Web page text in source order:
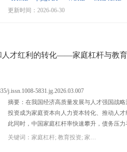
问题的新认知。然而，目前学术界对于这类
概念内涵关键方面，也缺乏系统检验。对此，
重一致性，即确保概念界定与测量操作的逻辑
构建上，采用多维交叉原则，深入交叉单元
建立从目的层到场景层、要素层、观测层、
然实然一体原则，实现理论理想与现实测量的
选择上，强调完备性，全面覆盖概念内涵；
更新时间：2026-06-30
人才红利的转化——家庭杠杆与教
j.issn.1008-5831.jg.2026.03.007
摘要：在我国经济高质量发展与人才强国战
投资成为家庭资本向人力资本转化、推动人
此同时，中国家庭杠杆率快速攀升，债务压
益凸显，二者的互动关系直接关系到人力资
关键词：家庭杠杆; 教育投资; 家庭资本; 家庭债务结构; CHFS